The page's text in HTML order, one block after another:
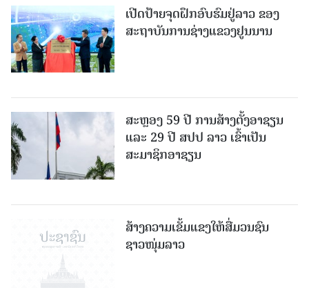
ເປີດປ້າຍຈຸດຝຶກອົບຮົມຢູ່ລາວ ຂອງ
ສະຖາບັນການຊ່າງແຂວງຢູນນານ
ສະຫຼອງ 59 ປີ ການສ້າງຕັ້ງອາຊຽນ
ແລະ 29 ປີ ສປປ ລາວ ເຂົ້າເປັນ
ສະມາຊິກອາຊຽນ
ສ້າງຄວາມເຂັ້ມແຂງໃຫ້ສື່ມວນຊົນ
ຊາວໜຸ່ມລາວ